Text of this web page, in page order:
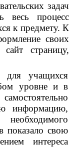
задач
весь процесс
к предмету. К
своих
страницу,
для учащихся
уровне и в
информацию,
показало свою
интереса